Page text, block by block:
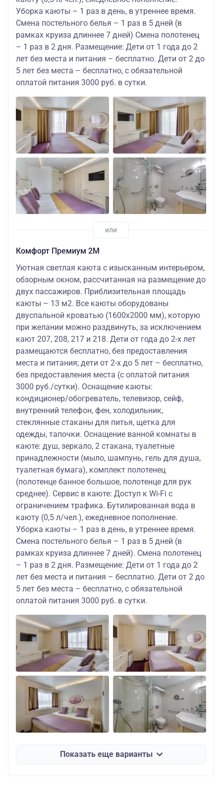
Уборка каюты – 1 раз в день, в утреннее время.
Смена постельного белья – 1 раз в 5 дней (в
рамках круиза длиннее 7 дней) Смена полотенец
– 1 раз в 2 дня. Размещение: Дети от 1 года до 2
лет без места и питания – бесплатно. Дети от 2 до
5 лет без места – бесплатно, с обязательной
оплатой питания 3000 руб. в сутки.
Комфорт Премиум 2М
Уютная светлая каюта с изысканным интерьером,
обзорным окном, рассчитанная на размещение до
двух пассажиров. Приблизительная площадь
каюты – 13 м2. Все каюты оборудованы
двуспальной кроватью (1600х2000 мм), которую
при желании можно раздвинуть, за исключением
кают 207, 208, 217 и 218. Дети от года до 2-х лет
размещаются бесплатно, без предоставления
места и питания; дети от 2-х до 5 лет – бесплатно,
без предоставления места (с оплатой питания
3000 руб./сутки). Оснащение каюты:
кондиционер/обогреватель, телевизор, сейф,
внутренний телефон, фен, холодильник,
стеклянные стаканы для питья, щетка для
одежды, тапочки. Оснащение ванной комнаты в
каюте: душ, зеркало, 2 стакана, туалетные
принадлежности (мыло, шампунь, гель для душа,
туалетная бумага), комплект полотенец
(полотенце банное большое, полотенце для рук
среднее). Сервис в каюте: Доступ к Wi-Fi с
ограничением трафика. Бутилированная вода в
каюту (0,5 л/чел.), ежедневное пополнение.
Уборка каюты – 1 раз в день, в утреннее время.
Смена постельного белья – 1 раз в 5 дней (в
рамках круиза длиннее 7 дней). Смена полотенец
– 1 раз в 2 дня. Размещение: Дети от 1 года до 2
лет без места и питания – бесплатно. Дети от 2 до
5 лет без места – бесплатно, с обязательной
оплатой питания 3000 руб. в сутки.
Показать еще варианты